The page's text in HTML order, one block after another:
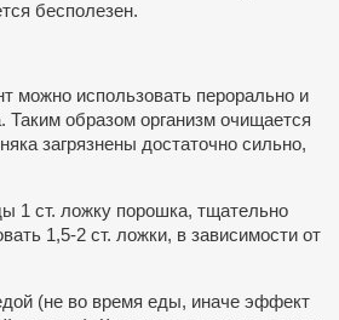
бесполезен.
можно использовать перорально и
образом организм очищается
загрязнены достаточно сильно,
1 ст. ложку порошка, тщательно
1,5-2 ст. ложки, в зависимости от
(не во время еды, иначе эффект